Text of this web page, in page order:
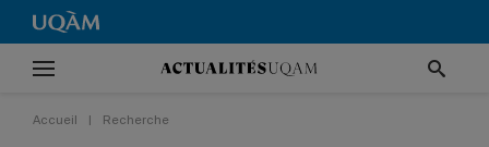
Accueil Recherche